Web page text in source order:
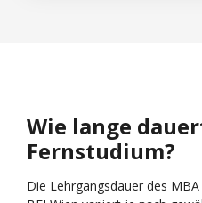
Wie lange
Fernstudium?
Die Lehrgangsdauer des